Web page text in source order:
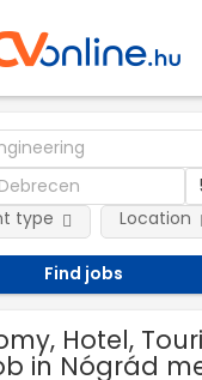
type Location
Hotel,
in Nógrád